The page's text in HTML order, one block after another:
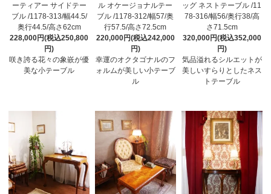
ーティアー サイドテー
ブル /1178-313/幅44.5/
奥行44.5/高さ62cm
228,000円(税込250,800
円)
咲き誇る花々の象嵌が優
美な小テーブル
ル オケージョナルテー
ブル /1178-312/幅57/奥
行57.5/高さ72.5cm
220,000円(税込242,000
円)
幸運のオクタゴナルのフ
ォルムが美しい小テーブ
ル
ッグ ネストテーブル /11
78-316/幅56/奥行38/高
さ71.5cm
320,000円(税込352,000
円)
気品溢れるシルエットが
美しいすらりとしたネス
トテーブル